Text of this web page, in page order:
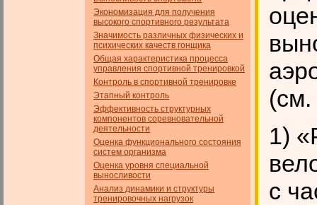
Экономизация для получения
высокого спортивного результата
Значимость различных физических и
психических качеств гон­щика
Общая характеристика процесса
управления спортивной тренировкой
Контроль в спортивной тренировке
Этапный контроль
Эффективность структурных
компонентов соревновательной
деятельности
Оценка функционального состояния
систем организма
Оценка уровня специальной
выносливости
Анализ динамики и структуры
тренировочных нагрузок
1)
с